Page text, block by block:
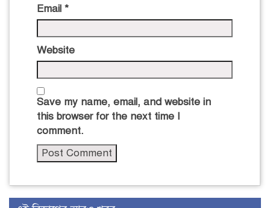
Email *
Website
Save my name, email, and website in
this browser for the next time I
comment.